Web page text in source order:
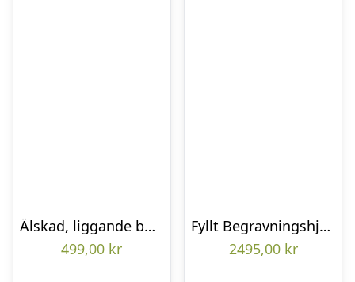
Älskad, liggande bukett
499,00 kr
Fyllt Begravningshjärta
2495,00 kr